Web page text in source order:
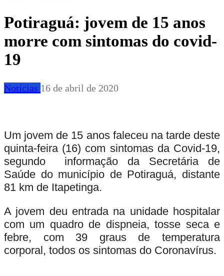
Potiraguá: jovem de 15 anos
morre com sintomas do covid-
19
Notícias 16 de abril de 2020
Um jovem de 15 anos faleceu na tarde deste
quinta-feira (16) com sintomas da Covid-19,
segundo informação da Secretária de
Saúde do município de Potiraguá, distante
81 km de Itapetinga.
A jovem deu entrada na unidade hospitalar
com um quadro de dispneia, tosse seca e
febre, com 39 graus de temperatura
corporal, todos os sintomas do Coronavírus.